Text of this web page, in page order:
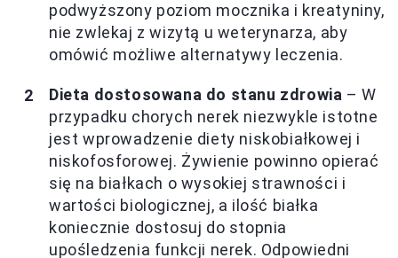
podwyższony poziom mocznika i kreatyniny,
nie zwlekaj z wizytą u weterynarza, aby
omówić możliwe alternatywy leczenia.
Dieta dostosowana do stanu zdrowia – W
przypadku chorych nerek niezwykle istotne
jest wprowadzenie diety niskobiałkowej i
niskofosforowej. Żywienie powinno opierać
się na białkach o wysokiej strawności i
wartości biologicznej, a ilość białka
koniecznie dostosuj do stopnia
upośledzenia funkcji nerek. Odpowiedni